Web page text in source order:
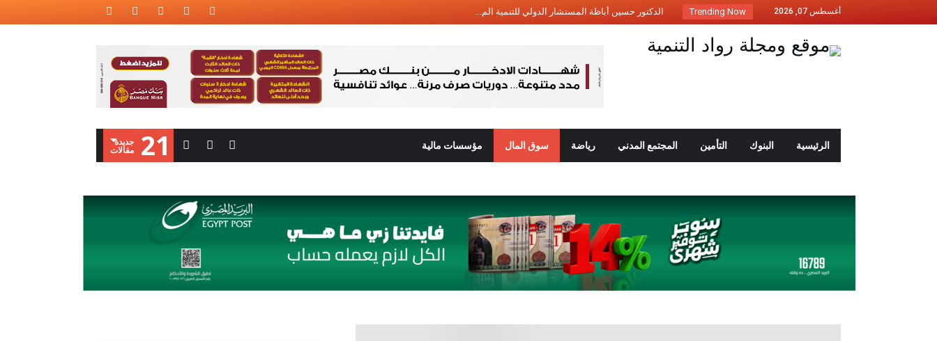
أغسطس 07, 2026 Trending Now الدكتور حسين أباظة المستشار الدولي للتنمية الم...
الفنان أشرف سيف: القطاع الصحي في مصر يعد من أك...
“إي اف جي القابضة” تدشن مرحلة جديد...
“مينا رزق” .. الشاب المصري الذي صع...
بنك مصر يعلن عن بدء التقديم فى برنامج “رواد” ل...
الدكتور محمد فريد: تحديث مستمر للبنية التحتية ...
اتحاد شركات التأمين المصرية ينظم ورشة عمل حول ...
الرئيسية البنوك التأمين المجتمع المدني رياضة سوق المال مؤسسات مالية 21 ‫جديدة‬
‫مقالات‬